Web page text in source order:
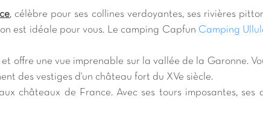
, célèbre pour ses collines verdoyantes, ses rivières
est idéale pour vous. Le camping Capfun Camping
offre une vue imprenable sur la vallée de la Garonne.
des vestiges d'un château fort du XVe siècle.
châteaux de France. Avec ses tours imposantes,